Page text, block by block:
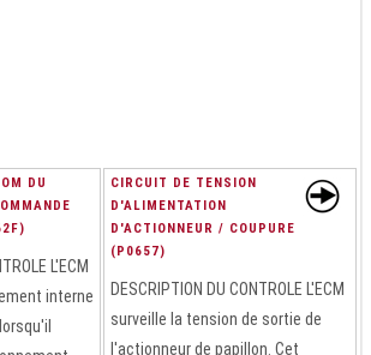
DU
L'ECM
interne
CIRCUIT DE TENSION
D'ALIMENTATION
D'ACTIONNEUR / COUPURE
(P0657)
DESCRIPTION DU CONTROLE L'ECM
surveille la tension de sortie de
l'actionneur de papillon. Cet